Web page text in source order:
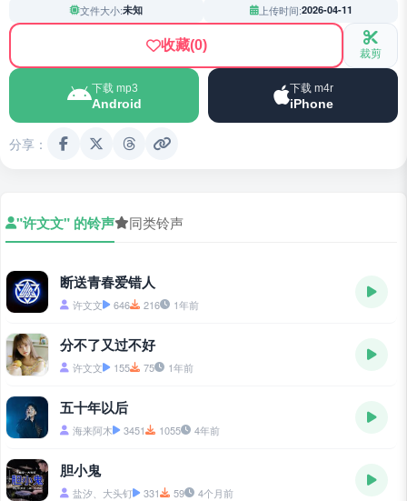
文件大小:未知 上传时间:2026-04-11
收藏(0) 裁剪
下载 mp3
Android
下载 m4r
iPhone
分享：
"许文文" 的铃声 同类铃声
断送青春爱错人
许文文 646 216 1年前
分不了又过不好
许文文 155 75 1年前
五十年以后
海来阿木 3451 1055 4年前
胆小鬼
盐汐、大头钉 331 59 4个月前